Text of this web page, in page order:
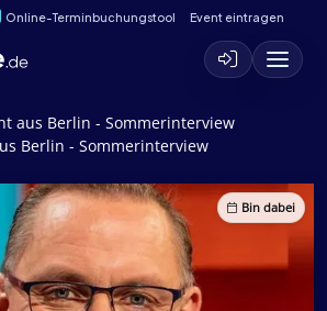
Online-Terminbuchungstool Event eintragen
aus Berlin - Sommerinterview
Berlin - Sommerinterview
Bin dabei